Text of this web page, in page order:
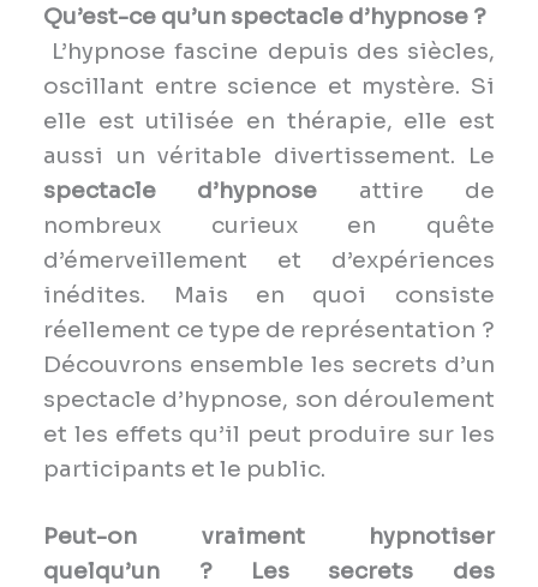
Qu’est-ce qu’un spectacle d’hypnose ?
L’hypnose fascine depuis des siècles,
oscillant entre science et mystère. Si
elle est utilisée en thérapie, elle est
aussi un véritable divertissement. Le
spectacle d’hypnose attire de
nombreux curieux en quête
d’émerveillement et d’expériences
inédites. Mais en quoi consiste
réellement ce type de représentation ?
Découvrons ensemble les secrets d’un
spectacle d’hypnose, son déroulement
et les effets qu’il peut produire sur les
participants et le public.
Peut-on vraiment hypnotiser
quelqu’un ? Les secrets des